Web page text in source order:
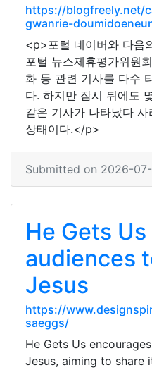
https://blogfreely.net/
gwanrie-
<p>포털 네이버와 다음
포털 뉴스제휴평가위원
화 등 관련 기사를 다수
다. 하지만 잠시 뒤에도
같은 기사가 나타났다
상태이다.</p>
Submitted on 2026-
He Gets
audiences
Jesus
https://
saeggs/
He Gets Us
Jesus, aiming to share